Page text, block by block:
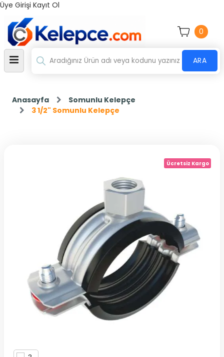
Üye Girişi Kayıt Ol
ARA
0
Anasayfa
Somunlu Kelepçe
3 1/2" Somunlu Kelepçe
Ücretsiz Kargo